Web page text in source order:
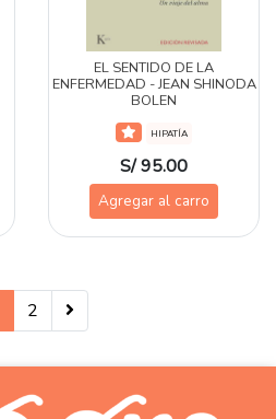
EL SENTIDO DE LA
ENFERMEDAD - JEAN SHINODA
BOLEN
HIPATÍA
S/ 95.00
Agregar al carro
2